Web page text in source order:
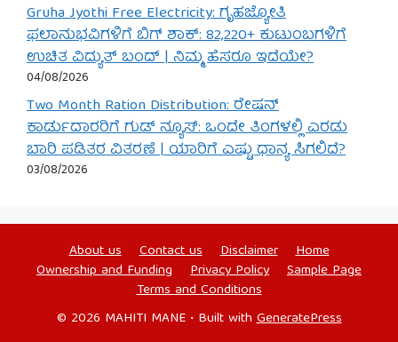
Gruha Jyothi Free Electricity: ಗೃಹಜ್ಯೋತಿ
ಫಲಾನುಭವಿಗಳಿಗೆ ಬಿಗ್ ಶಾಕ್: 82,220+ ಕುಟುಂಬಗಳಿಗೆ
ಉಚಿತ ವಿದ್ಯುತ್ ಬಂದ್ | ನಿಮ್ಮ ಹೆಸರೂ ಇದೆಯೇ?
04/08/2026
Two Month Ration Distribution: ರೇಷನ್
ಕಾರ್ಡುದಾರರಿಗೆ ಗುಡ್ ನ್ಯೂಸ್: ಒಂದೇ ತಿಂಗಳಲ್ಲಿ ಎರಡು
ಬಾರಿ ಪಡಿತರ ವಿತರಣೆ | ಯಾರಿಗೆ ಎಷ್ಟು ಧಾನ್ಯ ಸಿಗಲಿದೆ?
03/08/2026
About us Contact us Disclaimer
Home
Ownership and Funding
Privacy Policy
Sample Page
Terms and Conditions
© 2026 MAHITI MANE• Built withGeneratePress